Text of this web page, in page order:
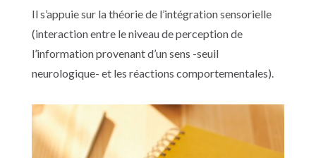
Il s’appuie sur la théorie de l’intégration sensorielle
(interaction entre le niveau de perception de
l’information provenant d’un sens -seuil
neurologique- et les réactions comportementales).